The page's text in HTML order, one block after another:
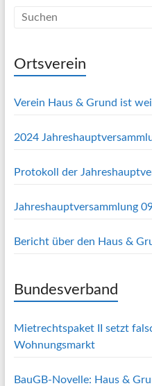
Ortsverein
Verein Haus & Grund ist
2024
Protokoll der
Jahreshauptversammlung
Bericht über den Haus &
Bundesverband
Mietrechtspaket II setzt
Wohnungsmarkt
BauGB-Novelle: Haus &